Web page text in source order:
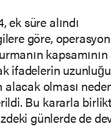
ek süre alındı
göre, operasyon
ifadelerin
olması
Bu kararla
günlerde de